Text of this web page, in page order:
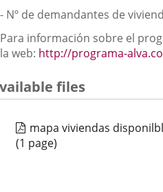
- Nº de demandantes de
Para información sobre el
la web: http://programa-
files
mapa viviendas
(1 page)